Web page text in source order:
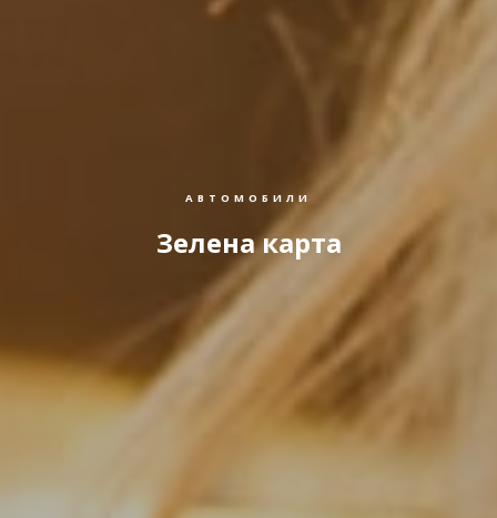
АВТОМОБИЛИ
Зелена карта